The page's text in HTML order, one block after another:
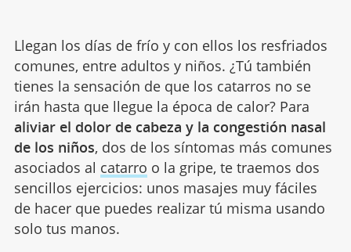
Llegan los días de frío y con ellos los resfriados
comunes, entre adultos y niños. ¿Tú también
tienes la sensación de que los catarros no se
irán hasta que llegue la época de calor? Para
aliviar el dolor de cabeza y la congestión nasal
de los niños, dos de los síntomas más comunes
asociados al catarro o la gripe, te traemos dos
sencillos ejercicios: unos masajes muy fáciles
de hacer que puedes realizar tú misma usando
solo tus manos.